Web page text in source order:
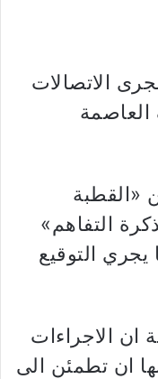
الاتصالات
«القطبة
التفاهم»
التوقيع
الاجراءات
ان تطمئن الى